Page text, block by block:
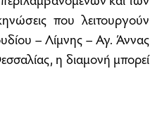
που λειτουργούν
– Λίμνης – Αγ. Άννας
η διαμονή μπορεί